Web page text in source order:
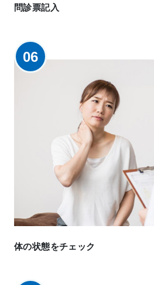
問診票記入
06
体の状態をチェック